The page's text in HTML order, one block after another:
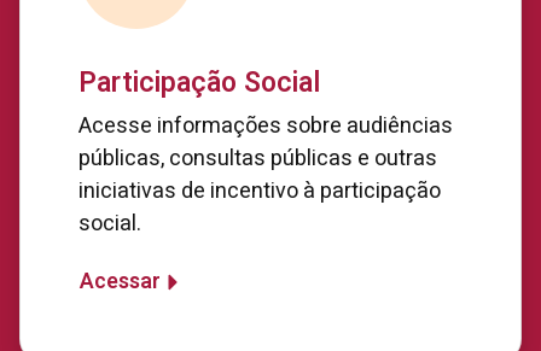
Participação Social
Acesse informações sobre audiências
públicas, consultas públicas e outras
iniciativas de incentivo à participação
social.
Acessar